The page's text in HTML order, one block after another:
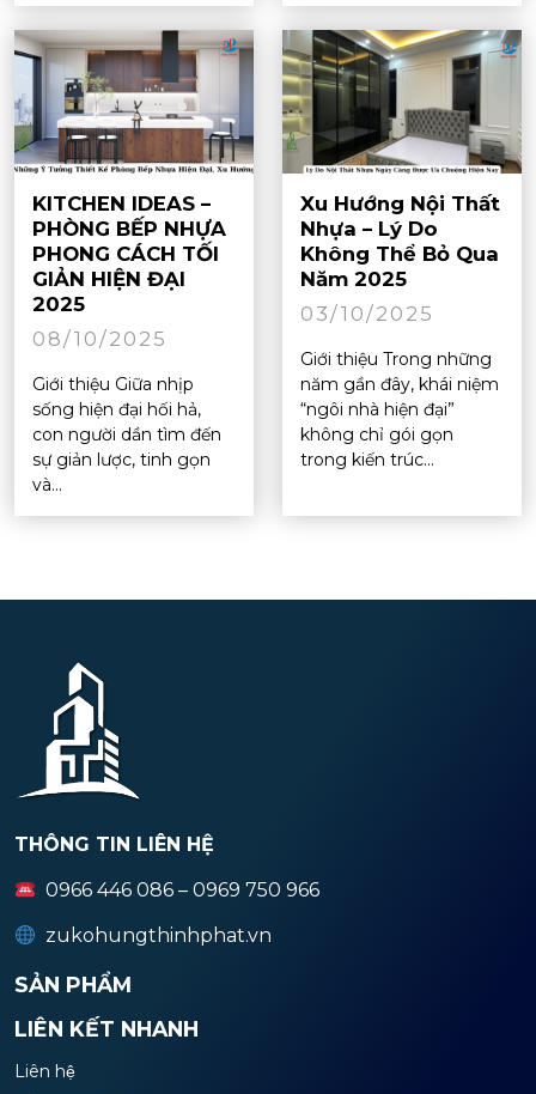
KITCHEN IDEAS –
PHÒNG BẾP NHỰA
PHONG CÁCH TỐI
GIẢN HIỆN ĐẠI
2025
08/10/2025
Giới thiệu Giữa nhịp
sống hiện đại hối hả,
con người dần tìm đến
sự giản lược, tinh gọn
và...
Xu Hướng Nội Thất
Nhựa – Lý Do
Không Thể Bỏ Qua
Năm 2025
03/10/2025
Giới thiệu Trong những
năm gần đây, khái niệm
“ngôi nhà hiện đại”
không chỉ gói gọn
trong kiến trúc...
THÔNG TIN LIÊN HỆ
0966 446 086 – 0969 750 966
zukohungthinhphat.vn
SẢN PHẨM
LIÊN KẾT NHANH
Liên hệ